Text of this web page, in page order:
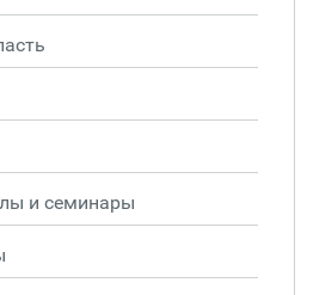
и семинары